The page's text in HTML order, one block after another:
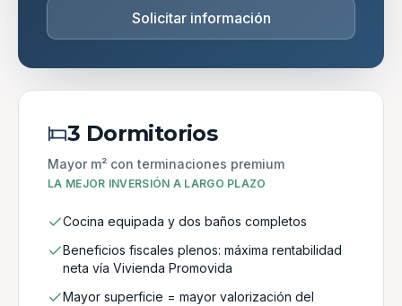
Solicitar información
3 Dormitorios
Mayor m² con terminaciones premium
LA MEJOR INVERSIÓN A LARGO PLAZO
Cocina equipada y dos baños completos
Beneficios fiscales plenos: máxima rentabilidad
neta vía Vivienda Promovida
Mayor superficie = mayor valorización del